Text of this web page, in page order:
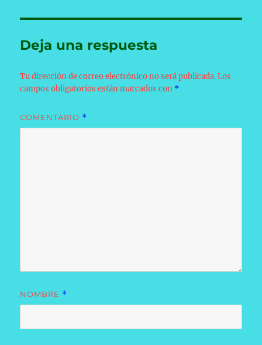
Deja una respuesta
Tu dirección de correo electrónico no será publicada. Los
campos obligatorios están marcados con *
COMENTARIO *
NOMBRE *